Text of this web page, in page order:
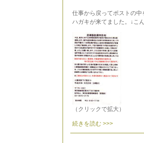
仕事から戻ってポストの
ハガキが来てました。↓こ
（クリックで拡大）
続きを読む >>>